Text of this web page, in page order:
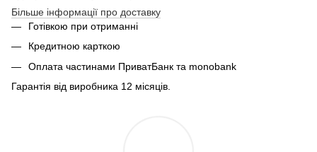
Більше інформації про доставку
Готівкою при отриманні
Кредитною карткою
Оплата частинами ПриватБанк та monobank
Гарантія від виробника 12 місяців.